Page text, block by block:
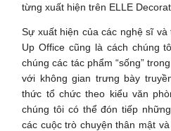
từng xuất hiện trên ELLE
Sự xuất hiện của các nghệ sĩ
Up Office cũng là cách chúng
chúng các tác phẩm “sống”
với không gian trưng bày
thức tổ chức theo kiểu văn
chúng tôi có thể đón tiếp
các cuộc trò chuyện thân mật